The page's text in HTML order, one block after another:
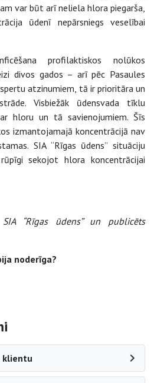
var būt arī neliela hlora piegarša,
ūdenī nepārsniegs veselībai
profilaktiskos nolūkos
divos gados – arī pēc Pasaules
atzinumiem, tā ir prioritāra un
Visbiežāk ūdensvada tīklu
hloru un tā savienojumiem. Šīs
izmantojamajā koncentrācijā nav
SIA “Rīgas ūdens” situāciju
sekojot hlora koncentrācijai
“Rīgas ūdens” un publicēts
noderīga?
klientu